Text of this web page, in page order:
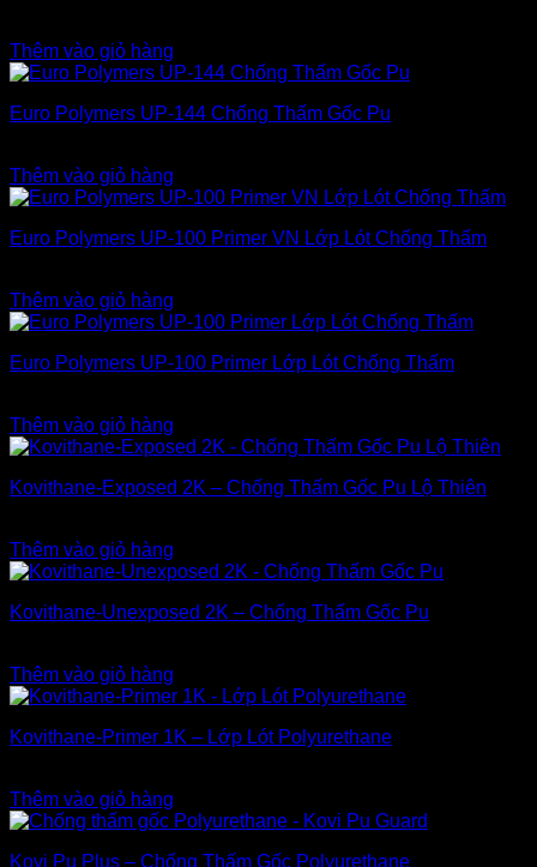
Thêm vào giỏ hàng
Euro Polymers UP-144 Chống Thấm Gốc Pu
Thêm vào giỏ hàng
Euro Polymers UP-100 Primer VN Lớp Lót Chống Thấm
Thêm vào giỏ hàng
Euro Polymers UP-100 Primer Lớp Lót Chống Thấm
Thêm vào giỏ hàng
Kovithane-Exposed 2K – Chống Thấm Gốc Pu Lộ Thiên
Thêm vào giỏ hàng
Kovithane-Unexposed 2K – Chống Thấm Gốc Pu
Thêm vào giỏ hàng
Kovithane-Primer 1K – Lớp Lót Polyurethane
Thêm vào giỏ hàng
Kovi Pu Plus – Chống Thấm Gốc Polyurethane